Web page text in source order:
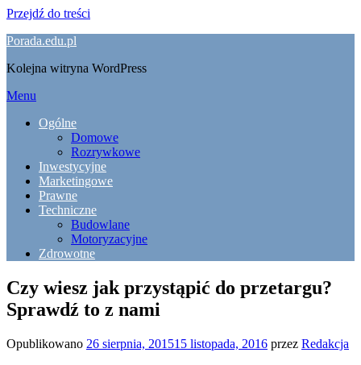
Przejdź do treści
Porada.edu.pl
Kolejna witryna WordPress
Menu
Ogólne
Domowe
Rozrywkowe
Inwestycyjne
Marketingowe
Prawne
Techniczne
Budowlane
Motoryzacyjne
Zdrowotne
Czy wiesz jak przystąpić do przetargu?
Sprawdź to z nami
Opublikowano 26 sierpnia, 201515 listopada, 2016 przez Redakcja